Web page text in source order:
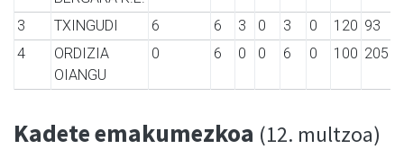
3 TXINGUDI 6 6 3 0 3 0 120 93
4
ORDIZIA
OIANGU
0 6 0 0 6 0 100 205
Kadete emakumezkoa (12. multzoa)